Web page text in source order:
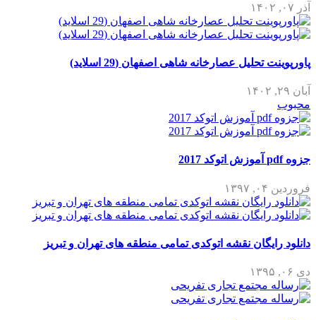
آذر ۰۷, ۱۴۰۲
پاورپوینت تحلیل عصارخانه شاهی اصفهان (29 اسلاید)
آبان ۲۹, ۱۴۰۲
محبوب
جزوه pdf آموزش اتوکد 2017
فروردین ۰۴, ۱۳۹۷
دانلود رایگان نقشه اتوکدی تمامی منطقه های تهران و تبریز
دی ۰۶, ۱۳۹۵